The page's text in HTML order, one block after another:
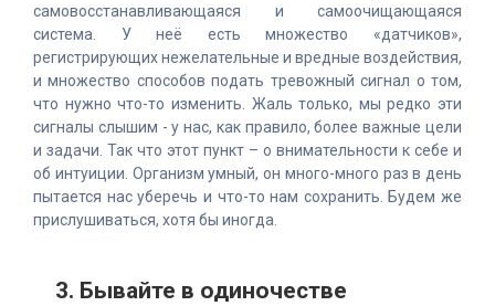
самовосстанавливающаяся и самоочищающаяся
система. У неё есть множество «датчиков»,
регистрирующих нежелательные и вредные воздействия,
и множество способов подать тревожный сигнал о том,
что нужно что-то изменить. Жаль только, мы редко эти
сигналы слышим - у нас, как правило, более важные цели
и задачи. Так что этот пункт – о внимательности к себе и
об интуиции. Организм умный, он много-много раз в день
пытается нас уберечь и что-то нам сохранить. Будем же
прислушиваться, хотя бы иногда.
3. Бывайте в одиночестве